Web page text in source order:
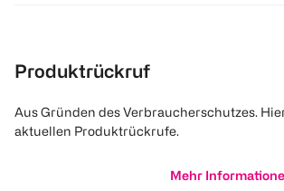
Produktrückruf
Aus Gründen des Verbraucherschutzes.
aktuellen Produktrückrufe.
Mehr